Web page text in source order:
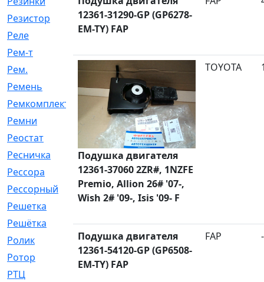
Резистор
[1]
Реле
[20]
Рем-т
[7]
Рем.
[2]
Ремень
[2060]
Ремкомплект
[1924]
Ремни
[21]
Реостат
[1]
Ресничка
[25]
Рессора
[51]
Рессорный
[107]
Решетка
Решётка
[101]
Ролик
[790]
Ротор
[2]
РТЦ
12361-31290-GP (GP6278-
EM-TY) FAP
Подушка двигателя
12361-37060 2ZR#, 1NZFE
Premio, Allion 26# '07-,
Wish 2# '09-, Isis '09- F
TOYOTA
Подушка двигателя
12361-54120-GP (GP6508-
EM-TY) FAP
FAP -